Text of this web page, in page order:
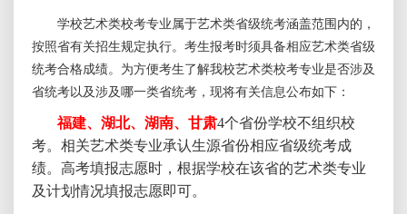
学校艺术类校考专业属于艺术类省级统考涵盖范围内的，
按照省有关招生规定执行。考生报考时须具备相应艺术类省级
统考合格成绩。为方便考生了解我校艺术类校考专业是否涉及
省统考以及涉及哪一类省统考，现将有关信息公布如下：
福建、湖北、湖南、甘肃4个省份学校不组织校
考。 相关艺术类专业承认生源省份相应省级统考成
绩。高考填报志愿时，根据学校在该省的艺术类专业
及计划情况填报志愿即可。